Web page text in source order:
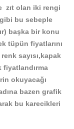
zıt olan iki rengi
bu sebeple
başka bir konu
tüpün fiyatlarını
sayısı,kapak
okuyacağı
bazen grafik
bu karecikleri